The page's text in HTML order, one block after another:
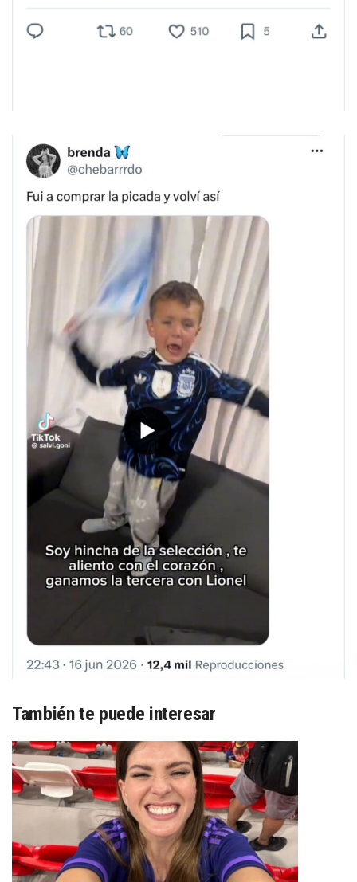
También te puede interesar